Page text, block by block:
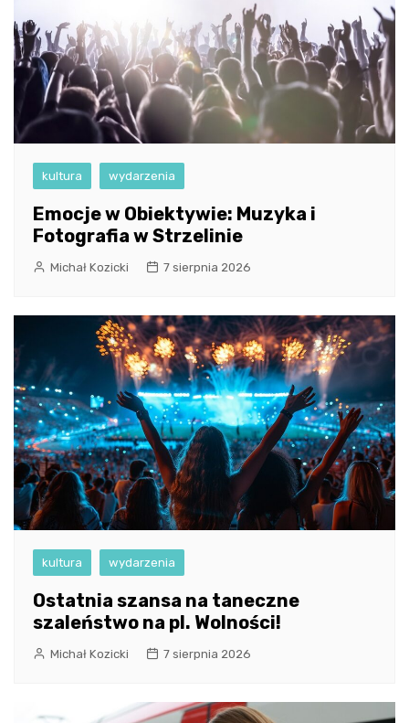
kultura wydarzenia
Emocje w Obiektywie: Muzyka i
Fotografia w Strzelinie
Michał Kozicki 7 sierpnia 2026
kultura wydarzenia
Ostatnia szansa na taneczne
szaleństwo na pl. Wolności!
Michał Kozicki 7 sierpnia 2026